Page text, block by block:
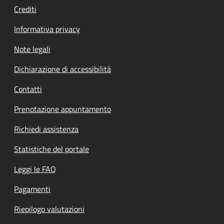
Crediti
Informativa privacy
Note legali
Dichiarazione di accessibilità
Contatti
Prenotazione appuntamento
Richiedi assistenza
Statistiche del portale
Leggi le FAQ
Pagamenti
Riepilogo valutazioni